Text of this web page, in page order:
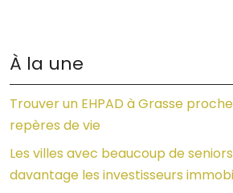
À la une
Trouver un EHPAD à Grasse
repères de vie
Les villes avec beaucoup de
davantage les investisseurs